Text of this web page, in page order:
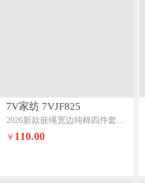
7V家纺 7VJF825
2026新款嵌绳宽边纯棉四件套13376全棉小清新喷气宽幅长绒棉被套床单床笠套件一见倾心
￥ 110.00